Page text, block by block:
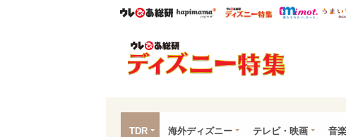
ウレぴあ総研ハピママ* ウレぴあ総研
TDR 海外ディズニー テレビ・映画 音楽